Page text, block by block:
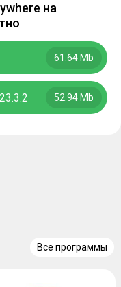
на
61.64 Mb
52.94 Mb
Все программы